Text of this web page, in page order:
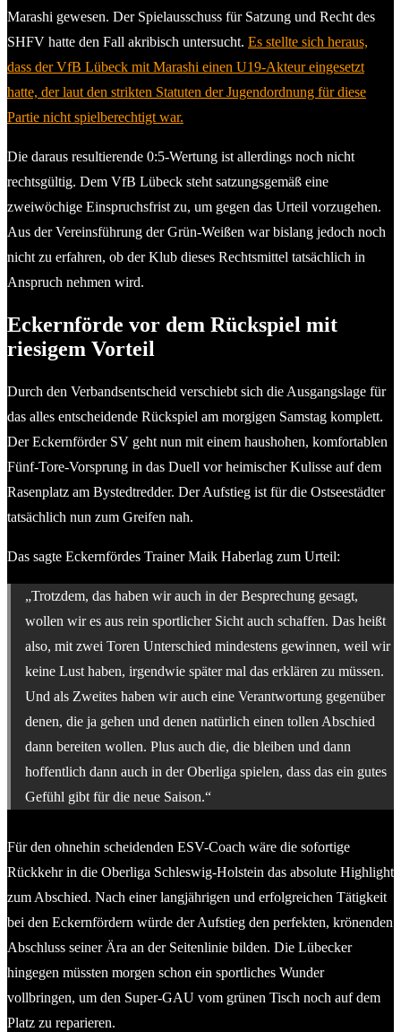
Marashi gewesen. Der Spielausschuss für Satzung und Recht des
SHFV hatte den Fall akribisch untersucht. Es stellte sich heraus,
dass der VfB Lübeck mit Marashi einen U19-Akteur eingesetzt
hatte, der laut den strikten Statuten der Jugendordnung für diese
Partie nicht spielberechtigt war.
Die daraus resultierende 0:5-Wertung ist allerdings noch nicht
rechtsgültig. Dem VfB Lübeck steht satzungsgemäß eine
zweiwöchige Einspruchsfrist zu, um gegen das Urteil vorzugehen.
Aus der Vereinsführung der Grün-Weißen war bislang jedoch noch
nicht zu erfahren, ob der Klub dieses Rechtsmittel tatsächlich in
Anspruch nehmen wird.
Eckernförde vor dem Rückspiel mit
riesigem Vorteil
Durch den Verbandsentscheid verschiebt sich die Ausgangslage für
das alles entscheidende Rückspiel am morgigen Samstag komplett.
Der Eckernförder SV geht nun mit einem haushohen, komfortablen
Fünf-Tore-Vorsprung in das Duell vor heimischer Kulisse auf dem
Rasenplatz am Bystedtredder. Der Aufstieg ist für die Ostseestädter
tatsächlich nun zum Greifen nah.
Das sagte Eckernfördes Trainer Maik Haberlag zum Urteil:
„Trotzdem, das haben wir auch in der Besprechung gesagt,
wollen wir es aus rein sportlicher Sicht auch schaffen. Das heißt
also, mit zwei Toren Unterschied mindestens gewinnen, weil wir
keine Lust haben, irgendwie später mal das erklären zu müssen.
Und als Zweites haben wir auch eine Verantwortung gegenüber
denen, die ja gehen und denen natürlich einen tollen Abschied
dann bereiten wollen. Plus auch die, die bleiben und dann
hoffentlich dann auch in der Oberliga spielen, dass das ein gutes
Gefühl gibt für die neue Saison.“
Für den ohnehin scheidenden ESV-Coach wäre die sofortige
Rückkehr in die Oberliga Schleswig-Holstein das absolute Highlight
zum Abschied. Nach einer langjährigen und erfolgreichen Tätigkeit
bei den Eckernfördern würde der Aufstieg den perfekten, krönenden
Abschluss seiner Ära an der Seitenlinie bilden. Die Lübecker
hingegen müssten morgen schon ein sportliches Wunder
vollbringen, um den Super-GAU vom grünen Tisch noch auf dem
Platz zu reparieren.